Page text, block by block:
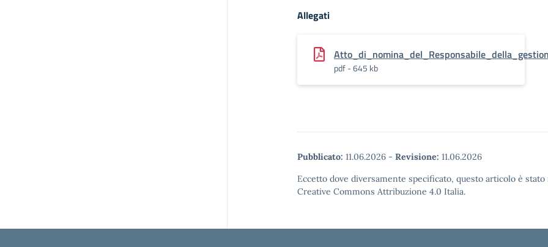
Allegati
pdf - 645 kb
Pubblicato: 11.06.2026 - Revisione: 11.06.2026
Eccetto dove diversamente specificato, questo articolo è
Creative Commons Attribuzione 4.0 Italia.